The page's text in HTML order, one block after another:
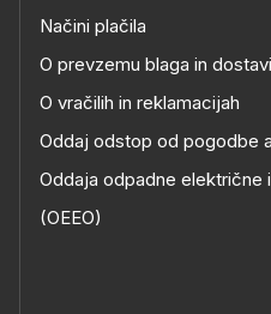
Načini plačila
O prevzemu blaga in dostavi
O vračilih in reklamacijah
Oddaj odstop od pogodbe
Oddaja odpadne električne
(OEEO)